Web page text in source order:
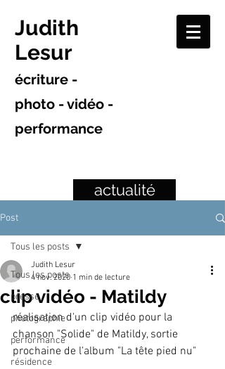
Judith
Lesur
écriture -
photo - vidéo -
performance
actualité
Post
Tous les posts
presse
photographie
performance
résidence
Tous les posts
clip vidéo - Matildy
Judith Lesur
4 nov. 2020 1 min de lecture
réalisation d'un clip vidéo pour la
chanson "Solide" de Matildy, sortie
prochaine de l'album "La tête pied nu"